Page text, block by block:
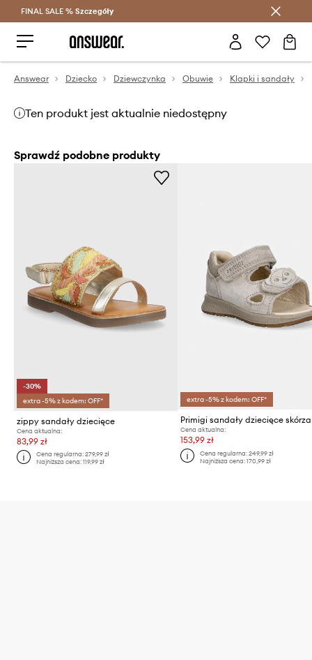
Oszczędzaj z Answear Club >
FINAL SALE % Szczegóły
Answear Dziecko Dziewczynka Obuwie Klapki i sandały
Ten produkt jest aktualnie niedostępny
Sprawdź podobne produkty
-30%
extra -5% z kodem: OFF*
zippy sandały dziecięce
Cena aktualna:
83,99 zł
Cena regularna:279,99 zł
Najniższa cena:119,99 zł
extra -5% z kodem: OFF*
Primigi sandały dziecięce
Cena aktualna:
153,99 zł
Cena regularna: 249,99 zł
Najniższa cena: 170,99 zł